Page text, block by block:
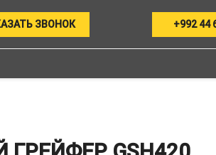
ЗВОНОК +992 44